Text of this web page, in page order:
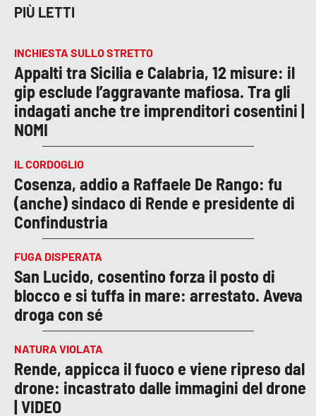
PIÙ LETTI
INCHIESTA SULLO STRETTO
Appalti tra Sicilia e Calabria, 12 misure: il
gip esclude l’aggravante mafiosa. Tra gli
indagati anche tre imprenditori cosentini |
NOMI
IL CORDOGLIO
Cosenza, addio a Raffaele De Rango: fu
(anche) sindaco di Rende e presidente di
Confindustria
FUGA DISPERATA
San Lucido, cosentino forza il posto di
blocco e si tuffa in mare: arrestato. Aveva
droga con sé
NATURA VIOLATA
Rende, appicca il fuoco e viene ripreso dal
drone: incastrato dalle immagini del drone
| VIDEO